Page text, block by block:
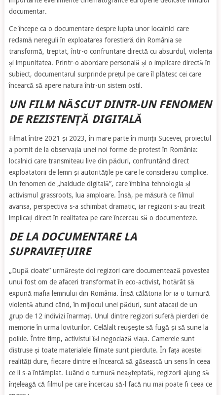
documentar.
Ce începe ca o documentare despre lupta unor localnici care
reclamă nereguli în exploatarea forestieră din România se
transformă, treptat, într-o confruntare directă cu absurdul, violența
și impunitatea. Printr-o abordare personală și o implicare directă în
subiect, documentarul surprinde prețul pe care îl plătesc cei care
încearcă să apere natura într-un sistem ostil.
UN FILM NĂSCUT DINTR-UN FENOMEN
DE REZISTENȚĂ DIGITALĂ
Filmat între 2021 și 2023, în mare parte în munții Sucevei, proiectul
a pornit de la observația unei noi forme de protest în România:
localnici care transmiteau live din păduri, confruntând direct
exploatatorii de lemn și autoritățile pe care le considerau complice.
Un fenomen de „haiducie digitală”, care îmbina tehnologia și
activismul grassroots, lua amploare. Însă, pe măsură ce filmul
avansa, perspectiva s-a schimbat dramatic, iar regizorii s-au trezit
implicați direct în realitatea pe care încercau să o documenteze.
DE LA DOCUMENTARE LA
SUPRAVIEȚUIRE
„După cioate” urmărește doi regizori care documentează povestea
unui fost om de afaceri transformat în eco-activist, hotărât să
expună mafia lemnului din România. Însă călătoria lor ia o turnură
violentă atunci când, în mijlocul unei păduri, sunt atacați de un
grup de 12 indivizi înarmați. Unul dintre regizori suferă pierderi de
memorie în urma loviturilor. Celălalt reușește să fugă și să sune la
poliție. Între timp, activistul își negociază viața. Camerele sunt
distruse și toate materialele filmate sunt pierdute. În fața acestei
realități dure, fiecare dintre ei încearcă să găsească un sens în ceea
ce li s-a întâmplat. Luând o turnură neașteptată, regizorii ajung să
înțeleagă că filmul pe care încercau să-l facă nu mai poate fi ceea ce